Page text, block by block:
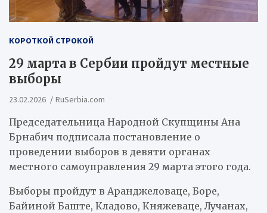
КОРОТКОЙ СТРОКОЙ
29 марта в Сербии пройдут местные
выборы
23.02.2026 RuSerbia.com
Председательница Народной Скупщины Ана
Брнабич подписала постановление о
проведении выборов в девяти органах
местного самоуправления 29 марта этого года.
Выборы пройдут в Аранджеловаце, Боре,
Байиной Баште, Кладово, Княжеваце, Лучанах,